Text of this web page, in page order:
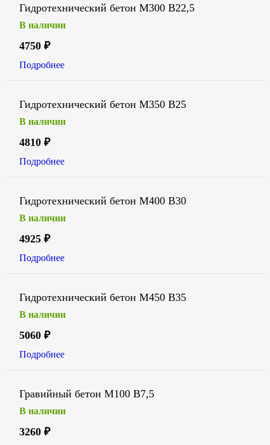
Гидротехнический бетон М300 В22,5
В наличии
4750 ₽
Подробнее
Гидротехнический бетон М350 В25
В наличии
4810 ₽
Подробнее
Гидротехнический бетон М400 В30
В наличии
4925 ₽
Подробнее
Гидротехнический бетон М450 В35
В наличии
5060 ₽
Подробнее
Гравийный бетон М100 В7,5
В наличии
3260 ₽